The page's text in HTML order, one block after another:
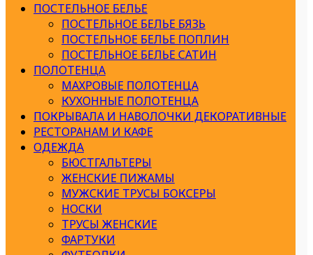
ПОСТЕЛЬНОЕ БЕЛЬЕ
ПОСТЕЛЬНОЕ БЕЛЬЕ БЯЗЬ
ПОСТЕЛЬНОЕ БЕЛЬЕ ПОПЛИН
ПОСТЕЛЬНОЕ БЕЛЬЕ САТИН
ПОЛОТЕНЦА
МАХРОВЫЕ ПОЛОТЕНЦА
КУХОННЫЕ ПОЛОТЕНЦА
ПОКРЫВАЛА И НАВОЛОЧКИ ДЕКОРАТИВНЫЕ
РЕСТОРАНАМ И КАФЕ
ОДЕЖДА
БЮСТГАЛЬТЕРЫ
ЖЕНСКИЕ ПИЖАМЫ
МУЖСКИЕ ТРУСЫ БОКСЕРЫ
НОСКИ
ТРУСЫ ЖЕНСКИЕ
ФАРТУКИ